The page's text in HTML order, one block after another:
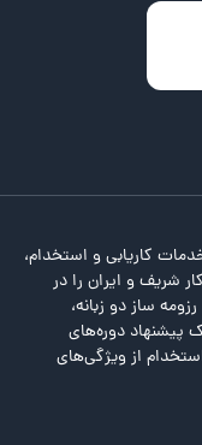
کاریابی و استخدام،
شریف و ایران را در
ساز دو زبانه،
پیشنهاد دوره‌های
از ویژگی‌های